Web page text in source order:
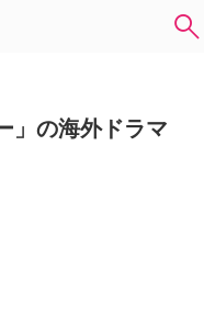
」の海外ドラマ